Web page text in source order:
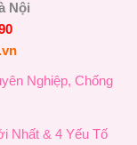
Nội
Nghiệp, Chống
Nhất & 4 Yếu Tố